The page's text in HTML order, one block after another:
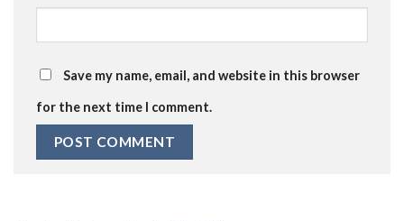
Save my name, email, and website in this browser
for the next time I comment.